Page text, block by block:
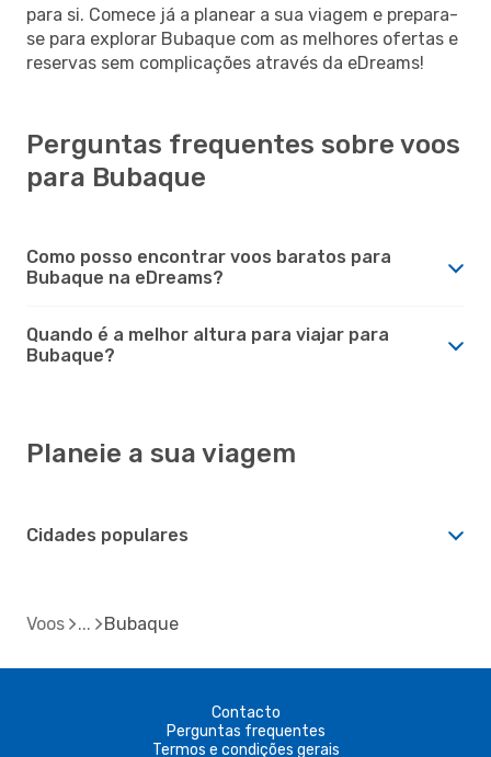
para si. Comece já a planear a sua viagem e prepara-
se para explorar Bubaque com as melhores ofertas e
reservas sem complicações através da eDreams!
Perguntas frequentes sobre voos
para Bubaque
Como posso encontrar voos baratos para
Bubaque na eDreams?
Quando é a melhor altura para viajar para
Bubaque?
Planeie a sua viagem
Cidades populares
Voos Bubaque
Contacto
Perguntas frequentes
Termos e condições gerais